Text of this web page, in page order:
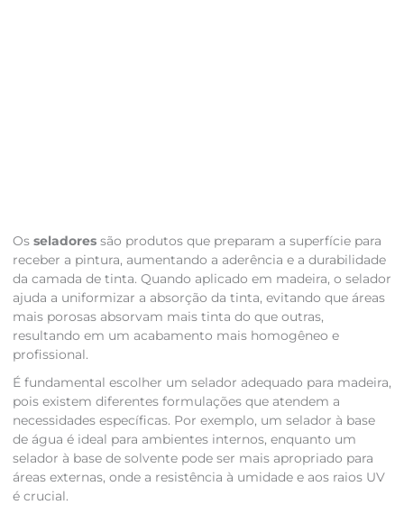
Os seladoressão produtos que preparam a superfície para
receber a pintura, aumentando a aderência e a durabilidade
da camada de tinta. Quando aplicado em madeira, o selador
ajuda a uniformizar a absorção da tinta, evitando que áreas
mais porosas absorvam mais tinta do que outras,
resultando em um acabamento mais homogêneo e
profissional.
É fundamental escolher um selador adequado para madeira,
pois existem diferentes formulações que atendem a
necessidades específicas. Por exemplo, um selador à base
de água é ideal para ambientes internos, enquanto um
selador à base de solvente pode ser mais apropriado para
áreas externas, onde a resistência à umidade e aos raios UV
é crucial.